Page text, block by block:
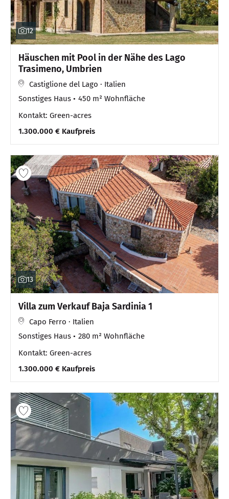
12
Häuschen mit Pool in der Nähe des Lago
Trasimeno, Umbrien
Castiglione del Lago · Italien
Sonstiges Haus
450 m² Wohnfläche
Kontakt: Green-acres
1.300.000 € Kaufpreis
13
Villa zum Verkauf Baja Sardinia 1
Capo Ferro · Italien
Sonstiges Haus
280 m² Wohnfläche
Kontakt: Green-acres
1.300.000 € Kaufpreis